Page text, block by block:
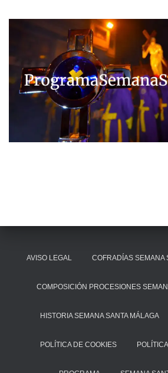
AVISO LEGAL COFRADÍAS SEMANA
COMPOSICIÓN PROCESIONES
HISTORIA SEMANA SANTA MÁLAGA
POLÍTICA DE COOKIES